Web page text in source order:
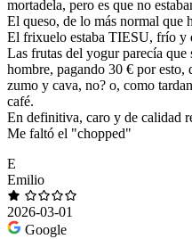
mortadela, pero es que no
El queso, de lo más normal que
El frixuelo estaba TIESU, frío y
Las frutas del yogur parecía
hombre, pagando 30 € por esto,
zumo y cava, no? o, como
café.
En definitiva, caro y de calidad
Me faltó el "chopped"
E
Emilio
2026-03-01
Google